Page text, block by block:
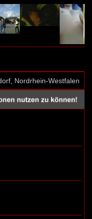
Nordrhein-Westfalen